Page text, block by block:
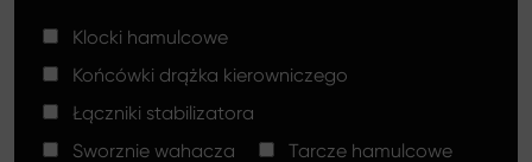
Tarcze hamulcowe High Carbon
Końcówki drążków kierowniczych
Klocki hamulcowe Silver Ceramic
Gdzie kupić
Kontakt
Klocki hamulcowe
Końcówki drążka kierowniczego
Łączniki stabilizatora
Sworznie wahacza
Tarcze hamulcowe